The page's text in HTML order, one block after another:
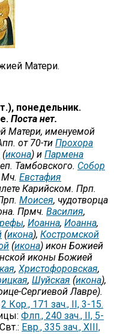
Матери.
понедельник.
Поста нет.
Матери, именуемой
от 70-ти Прохора
(икона) и Пармена
Тамбовского. Собор
Мч. Евстафия
Карийском. Прп.
Моисея, чудотворца
Прмч. Василия,
, Иоанна, Иоанна,
(икона), Костромской
(икона) икон Божией
иконы Божией
, Христофоровская,
, Шуйская (икона),
Сергиевой Лавре).
2 Кор., 171 зач., II, 3-15.
Флп., 240 зач., II, 5-
Свт.: Евр., 335 зач., XIII,